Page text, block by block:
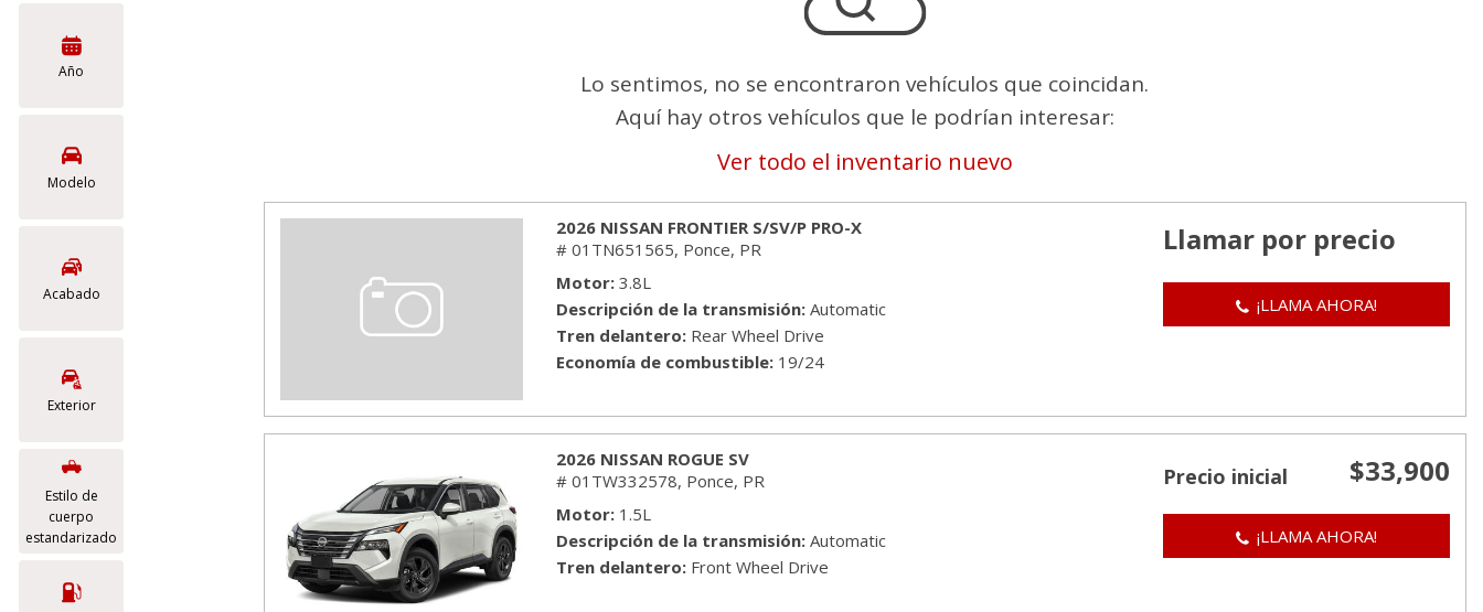
HYUNDAI
[25]
MITSUBISHI
[7]
NISSAN
[33]
Año
Modelo
Acabado
Exterior
Estilo de
cuerpo
estandarizado
Lo sentimos, no se encontraron vehículos que coincidan.
Aquí hay otros vehículos que le podrían interesar:
Ver todo el inventario nuevo
2026 NISSAN FRONTIER S/SV/P PRO-X
# 01TN651565, Ponce, PR
Motor 3.8L
Descripción de la transmisión Automatic
Tren delantero Rear Wheel Drive
Economía de combustible 19/24
Llamar por precio
¡LLAMA AHORA!
2026 NISSAN ROGUE SV
# 01TW332578, Ponce, PR
Motor 1.5L
Descripción de la transmisión Automatic
Tren delantero Front Wheel Drive
Precio inicial $33,900
¡LLAMA AHORA!